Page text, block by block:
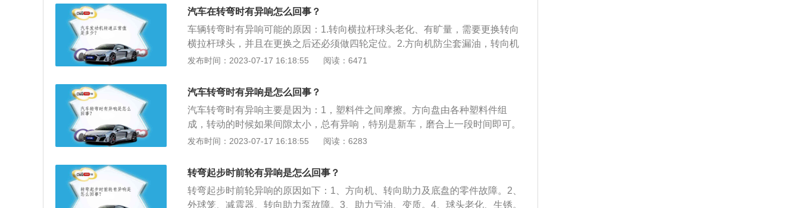
开汽车的引擎盖判断是不是从减震器顶座的位置发出，涂抹一些黄油，如果还是
不能缓解的话，可以考虑更换轴承；4、助力皮带松紧度不当或老化。
汽车在转弯时有异响怎么回事？
车辆转弯时有异响可能的原因：1.转向横拉杆球头老化、有旷量，需要更换转向
横拉杆球头，并且在更换之后还必须做四轮定位。2.方向机防尘套漏油，转向机
配合齿轮间隙过大造成，可能是减震器顶胶或者平面轴承故障，需要更换。以下
善了汽车操纵轻便性，还提高了汽车行驶安全性。2.动力转向系统是在机械转向
的基础上加设一套依靠发动机输出动力的转向加力装置而形成。轿车普遍采用齿
轮条式动力转向机构。这种转向器结构简单、操纵灵敏性高、转向操纵轻便，而
且转向器完全封闭，平时不需检查调整。3.动力转向系统的养护主要是：（1）定
期检查储液罐内动力转向液液面高度热态时（约66℃，用手摸感觉烫手），其液
1℃），则液面高度必须在ADD（加）和CLOD（冷）标记之间。如果液面高度不
符合要求，必须加注DEXRON2型动力转向液（液力传动油）。
发布时间：2023-07-17 16:18:55 阅读：6471
汽车转弯时有异响是怎么回事？
汽车转弯时有异响主要是因为：1，塑料件之间摩擦。方向盘由各种塑料件组
成，转动的时候如果间隙太小，总有异响，特别是新车，磨合上一段时间即可。
如果磨合之后还有异响，可以试着把方向盘重装一下。2，转向横拉杆球头老
种情况通常都是更换转向横拉杆球头，并且在更换后进行四轮定位。3，助力皮
带松紧度不当或老化。对于机械液压助力，如果助力皮带松紧不当或者老化，就
会传来异响声，这时需调整皮带松紧度或者更换皮带。
发布时间：2023-07-17 16:18:55 阅读：6283
转弯起步时前轮有异响是怎么回事？
转弯起步时前轮异响的原因如下：1、方向机、转向助力及底盘的零件故障。2、
外球笼、减震器、转向助力泵故障。3、助力亏油、变质。4、球头老化、生锈。